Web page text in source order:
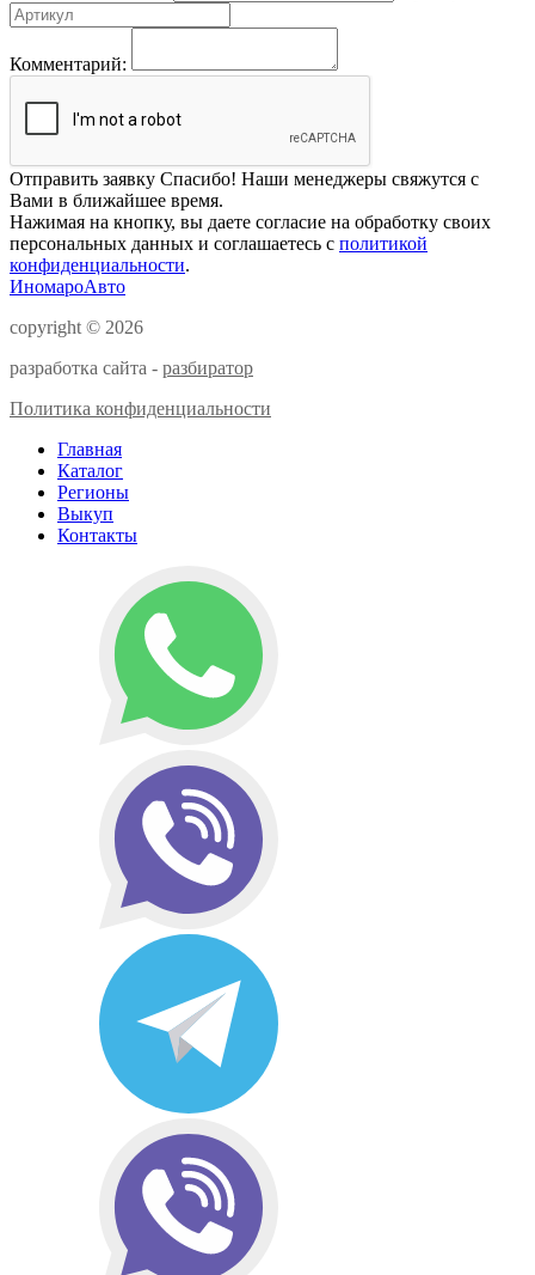
Комментарий:
Отправить заявку Спасибо! Наши менеджеры свяжутся с
Вами в ближайшее время.
Нажимая на кнопку, вы даете согласие на обработку своих
персональных данных и соглашаетесь с политикой
конфиденциальности.
ИномароАвто
copyright © 2026
разработка сайта - разбиратор
Политика конфиденциальности
Главная
Каталог
Регионы
Выкуп
Контакты